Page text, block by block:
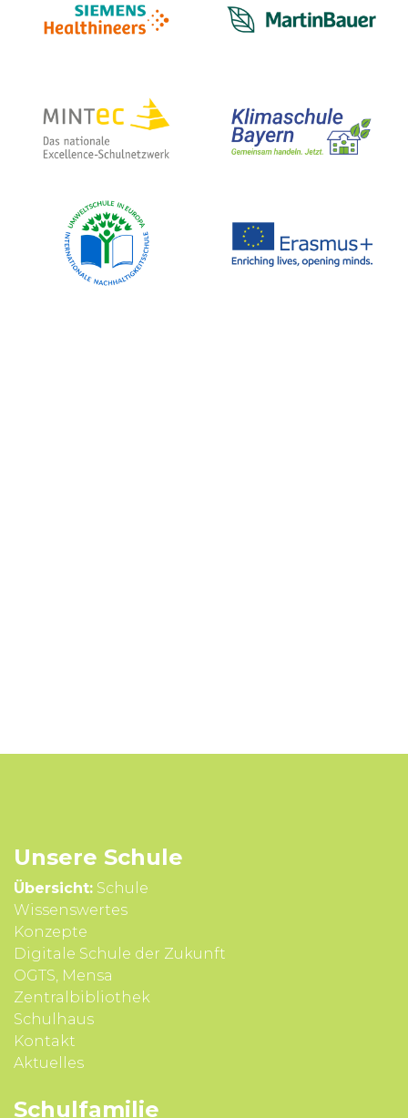
Unsere Schule
Übersicht: Schule
Wissens­wertes
Konzepte
Digitale Schule der Zukunft
OGTS, Mensa
Zentralbibliothek
Schulhaus
Kontakt
Aktuelles
Schul­familie